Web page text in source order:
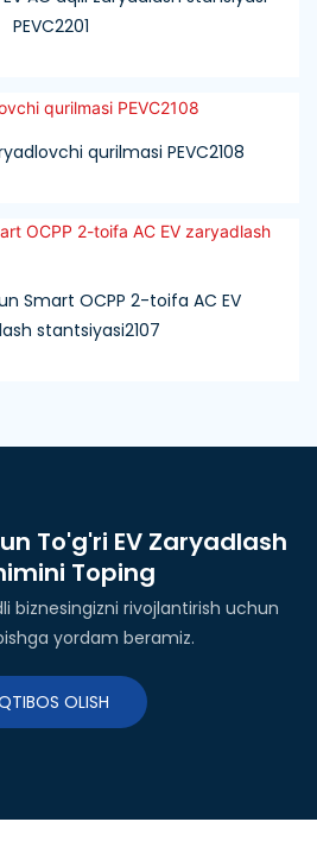
PEVC2201
qurilmasi PEVC2108
Smart OCPP 2-toifa AC EV
stantsiyasi2107
To'g'ri EV Zaryadlash
Toping
biznesingizni rivojlantirish uchun
yordam beramiz.
OLISH